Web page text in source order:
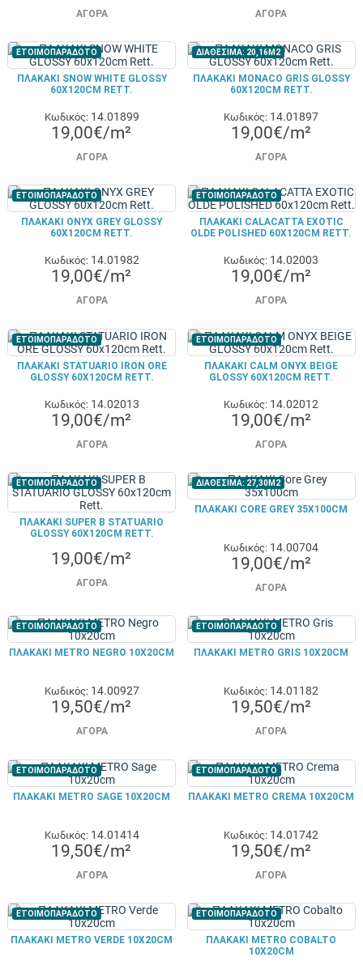
ΑΓΟΡΆ ΑΓΟΡΆ
ΕΤΟΙΜΟΠΑΡΑΔΟΤΟ
ΠΛΑΚΑΚΙ SNOW WHITE GLOSSY
60X120CM RETT.
Κωδικός: 14.01899
19,00€/m²
ΑΓΟΡΆ
ΔΙΑΘΕΣΙΜΑ: 20,16M2
ΠΛΑΚΑΚΙ MONACO GRIS GLOSSY
60X120CM RETT.
Κωδικός: 14.01897
19,00€/m²
ΑΓΟΡΆ
ΕΤΟΙΜΟΠΑΡΑΔΟΤΟ
ΠΛΑΚΑΚΙ ONYX GREY GLOSSY
60X120CM RETT.
Κωδικός: 14.01982
19,00€/m²
ΑΓΟΡΆ
ΕΤΟΙΜΟΠΑΡΑΔΟΤΟ
ΠΛΑΚΑΚΙ CALACATTA EXOTIC
OLDE POLISHED 60X120CM RETT.
Κωδικός: 14.02003
19,00€/m²
ΑΓΟΡΆ
ΕΤΟΙΜΟΠΑΡΑΔΟΤΟ
ΠΛΑΚΑΚΙ STATUARIO IRON ORE
GLOSSY 60X120CM RETT.
Κωδικός: 14.02013
19,00€/m²
ΑΓΟΡΆ
ΕΤΟΙΜΟΠΑΡΑΔΟΤΟ
ΠΛΑΚΑΚΙ CALM ONYX BEIGE
GLOSSY 60X120CM RETT.
Κωδικός: 14.02012
19,00€/m²
ΑΓΟΡΆ
ΕΤΟΙΜΟΠΑΡΑΔΟΤΟ
ΠΛΑΚΑΚΙ SUPER B STATUARIO
GLOSSY 60X120CM RETT.
19,00€/m²
ΑΓΟΡΆ
ΔΙΑΘΕΣΙΜΑ: 27,30M2
ΠΛΑΚΑΚΙ CORE GREY 35X100CM
Κωδικός: 14.00704
19,00€/m²
ΑΓΟΡΆ
ΕΤΟΙΜΟΠΑΡΑΔΟΤΟ
ΠΛΑΚΑΚΙ METRO NEGRO 10X20CM
Κωδικός: 14.00927
19,50€/m²
ΑΓΟΡΆ
ΕΤΟΙΜΟΠΑΡΑΔΟΤΟ
ΠΛΑΚΑΚΙ METRO GRIS 10X20CM
Κωδικός: 14.01182
19,50€/m²
ΑΓΟΡΆ
ΕΤΟΙΜΟΠΑΡΑΔΟΤΟ
ΠΛΑΚΑΚΙ METRO SAGE 10X20CM
Κωδικός: 14.01414
19,50€/m²
ΑΓΟΡΆ
ΕΤΟΙΜΟΠΑΡΑΔΟΤΟ
ΠΛΑΚΑΚΙ METRO CREMA 10X20CM
Κωδικός: 14.01742
19,50€/m²
ΑΓΟΡΆ
ΕΤΟΙΜΟΠΑΡΑΔΟΤΟ
ΠΛΑΚΑΚΙ METRO VERDE 10X20CM
ΕΤΟΙΜΟΠΑΡΑΔΟΤΟ
ΠΛΑΚΑΚΙ METRO COBALTO
10X20CM